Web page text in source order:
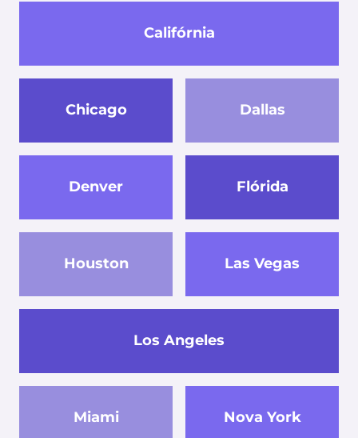
Califórnia
Chicago Dallas
Denver Flórida
Houston Las Vegas
Los Angeles
Miami Nova York